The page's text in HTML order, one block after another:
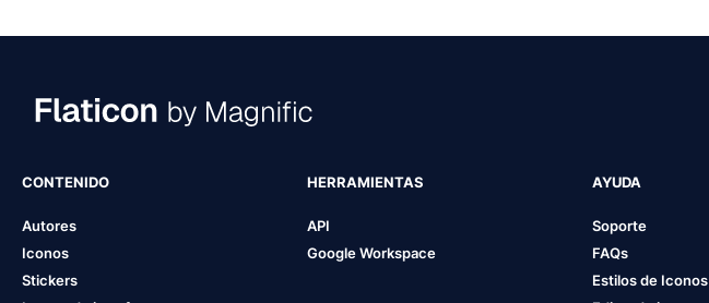
CONTENIDO
Autores
Iconos
Stickers
HERRAMIENTAS
API
Google Workspace
AYUDA
Soporte
FAQs
Estilos de Iconos